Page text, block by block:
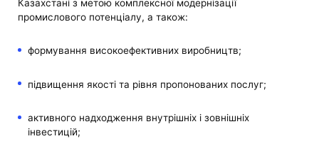
Казахстані з метою комплексної модернізації
промислового потенціалу, а також:
формування високоефективних виробництв;
підвищення якості та рівня пропонованих послуг;
активного надходження внутрішніх і зовнішніх
інвестицій;